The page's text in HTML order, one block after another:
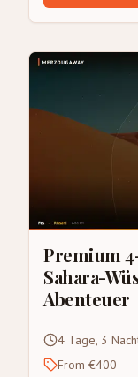
Premium
Sahara-
Abenteuer
4 Tage, 3
From €400